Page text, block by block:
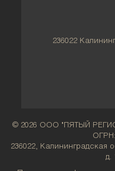
236022
© 2026 ООО "ПЯТЫЙ
ОГРН:
236022, Калининградская
д.